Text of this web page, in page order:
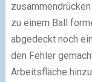
zu einem Ball
abgedeckt noch
den Fehler
Arbeitsfläche